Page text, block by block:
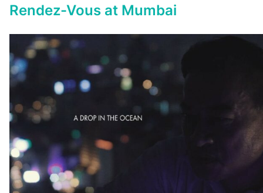
Rendez-Vous at Mumbai